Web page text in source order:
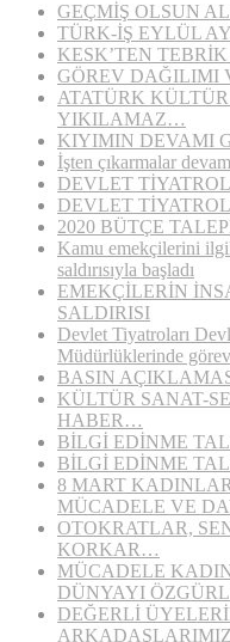
GEÇMİŞ OLSUN
TÜRK-İŞ EYLÜL
KESK’TEN
GÖREV DAĞILIMI
ATATÜRK
YIKILAMAZ…
KIYIMIN DEVAMI
İşten çıkarmalar
DEVLET
DEVLET
2020 BÜTÇE
Kamu emekçilerini
saldırısıyla başladı
EMEKÇİLERİN
SALDIRISI
Devlet Tiyatroları
Müdürlüklerinde
BASIN
KÜLTÜR SANAT-
HABER…
BİLGİ EDİNME
BİLGİ EDİNME
8 MART
MÜCADELE VE
OTOKRATLAR,
KORKAR…
MÜCADELE
DÜNYAYI
DEĞERLİ